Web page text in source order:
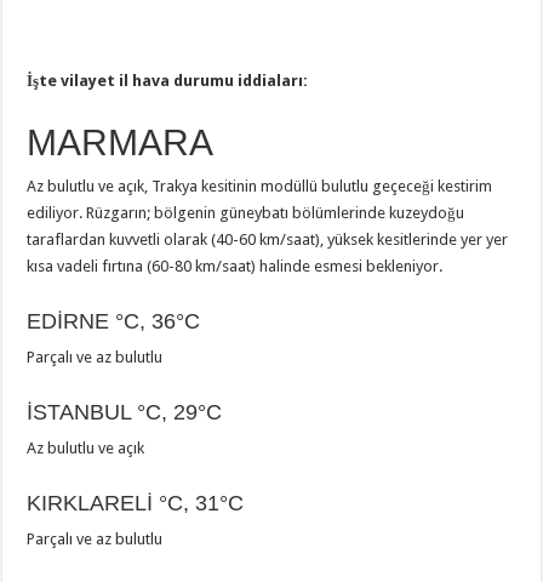
İşte vilayet il hava durumu iddiaları:
MARMARA
Az bulutlu ve açık, Trakya kesitinin modüllü bulutlu geçeceği kestirim
ediliyor. Rüzgarın; bölgenin güneybatı bölümlerinde kuzeydoğu
taraflardan kuvvetli olarak (40-60 km/saat), yüksek kesitlerinde yer yer
kısa vadeli fırtına (60-80 km/saat) halinde esmesi bekleniyor.
EDİRNE °C, 36°C
Parçalı ve az bulutlu
İSTANBUL °C, 29°C
Az bulutlu ve açık
KIRKLARELİ °C, 31°C
Parçalı ve az bulutlu